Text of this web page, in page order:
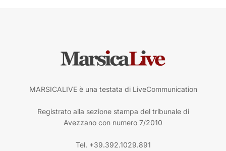
MARSICALIVE è una testata di LiveCommunication
Registrato alla sezione stampa del tribunale di
Avezzano con numero 7/2010
Tel. +39.392.1029.891